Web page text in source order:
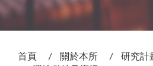
首頁 關於本所
研究計